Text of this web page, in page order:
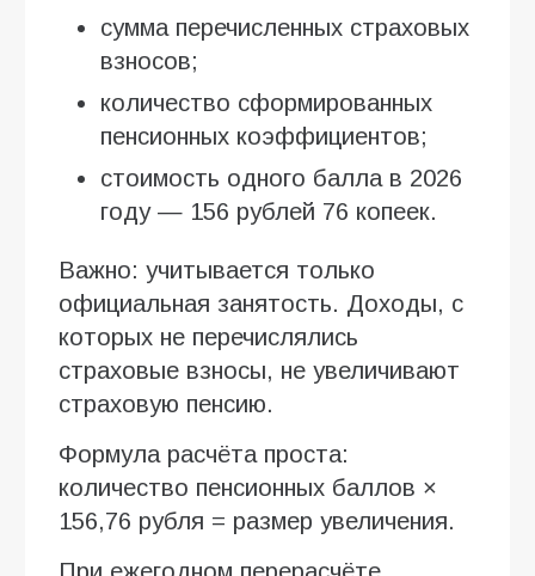
сумма перечисленных страховых
взносов;
количество сформированных
пенсионных коэффициентов;
стоимость одного балла в 2026
году — 156 рублей 76 копеек.
Важно: учитывается только
официальная занятость. Доходы, с
которых не перечислялись
страховые взносы, не увеличивают
страховую пенсию.
Формула расчёта проста:
количество пенсионных баллов ×
156,76 рубля = размер увеличения.